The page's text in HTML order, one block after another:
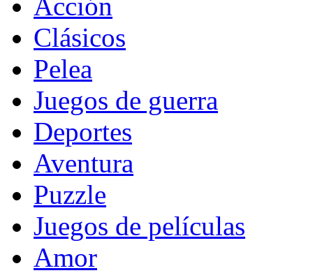
Clásicos
Pelea
Juegos de guerra
Deportes
Aventura
Puzzle
Juegos de películas
Amor